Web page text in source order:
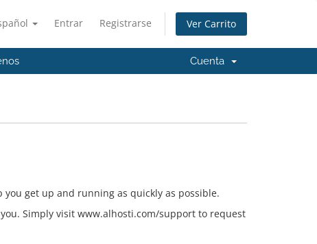
Entrar Registrarse Ver Carrito
Cuenta
get up and running as quickly as possible.
Simply visit www.alhosti.com/support to request